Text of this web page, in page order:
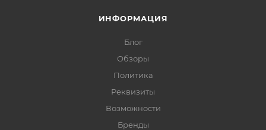
ИНФОРМАЦИЯ
Блог
Обзоры
Политика
Реквизиты
Возможности
Бренды